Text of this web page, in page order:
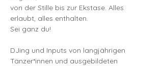
von der Stille bis zur Ekstase. Alles
erlaubt, alles enthalten.
Sei ganz du!
DJing und Inputs von langjährigen
Tänzer*innen und ausgebildeten